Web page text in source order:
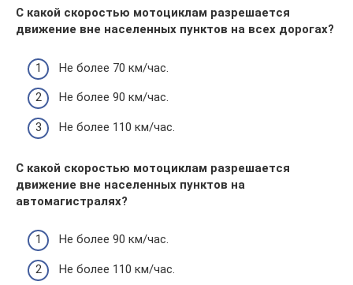
С какой скоростью мотоциклам разрешается
движение вне населенных пунктов на всех дорогах?
Не более 70 км/час.
Не более 90 км/час.
Не более 110 км/час.
С какой скоростью мотоциклам разрешается
движение вне населенных пунктов на
автомагистралях?
Не более 90 км/час.
Не более 110 км/час.